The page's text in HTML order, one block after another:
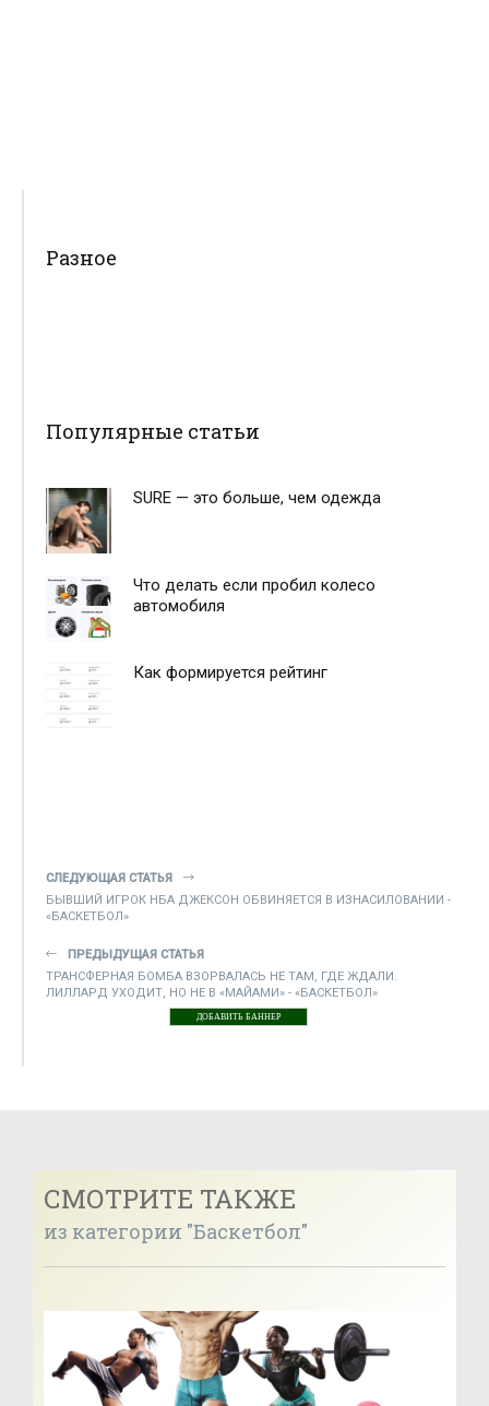
Разное
Популярные статьи
SURE — это больше, чем одежда
Что делать если пробил колесо
автомобиля
Как формируется рейтинг
СЛЕДУЮЩАЯ СТАТЬЯ
БЫВШИЙ ИГРОК НБА ДЖЕКСОН ОБВИНЯЕТСЯ В ИЗНАСИЛОВАНИИ -
«БАСКЕТБОЛ»
ПРЕДЫДУЩАЯ СТАТЬЯ
ТРАНСФЕРНАЯ БОМБА ВЗОРВАЛАСЬ НЕ ТАМ, ГДЕ ЖДАЛИ.
ЛИЛЛАРД УХОДИТ, НО НЕ В «МАЙАМИ» - «БАСКЕТБОЛ»
ДОБАВИТЬ БАННЕР
СМОТРИТЕ ТАКЖЕ
из категории "Баскетбол"